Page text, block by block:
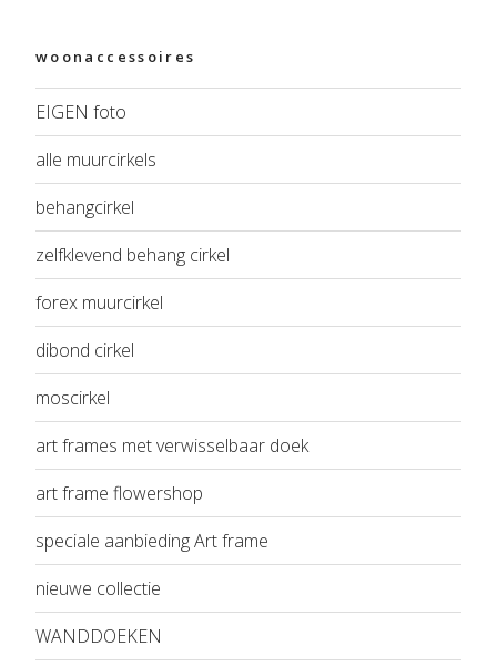
woonaccessoires
EIGEN foto
alle muurcirkels
behangcirkel
zelfklevend behang cirkel
forex muurcirkel
dibond cirkel
moscirkel
art frames met verwisselbaar doek
art frame flowershop
speciale aanbieding Art frame
nieuwe collectie
WANDDOEKEN